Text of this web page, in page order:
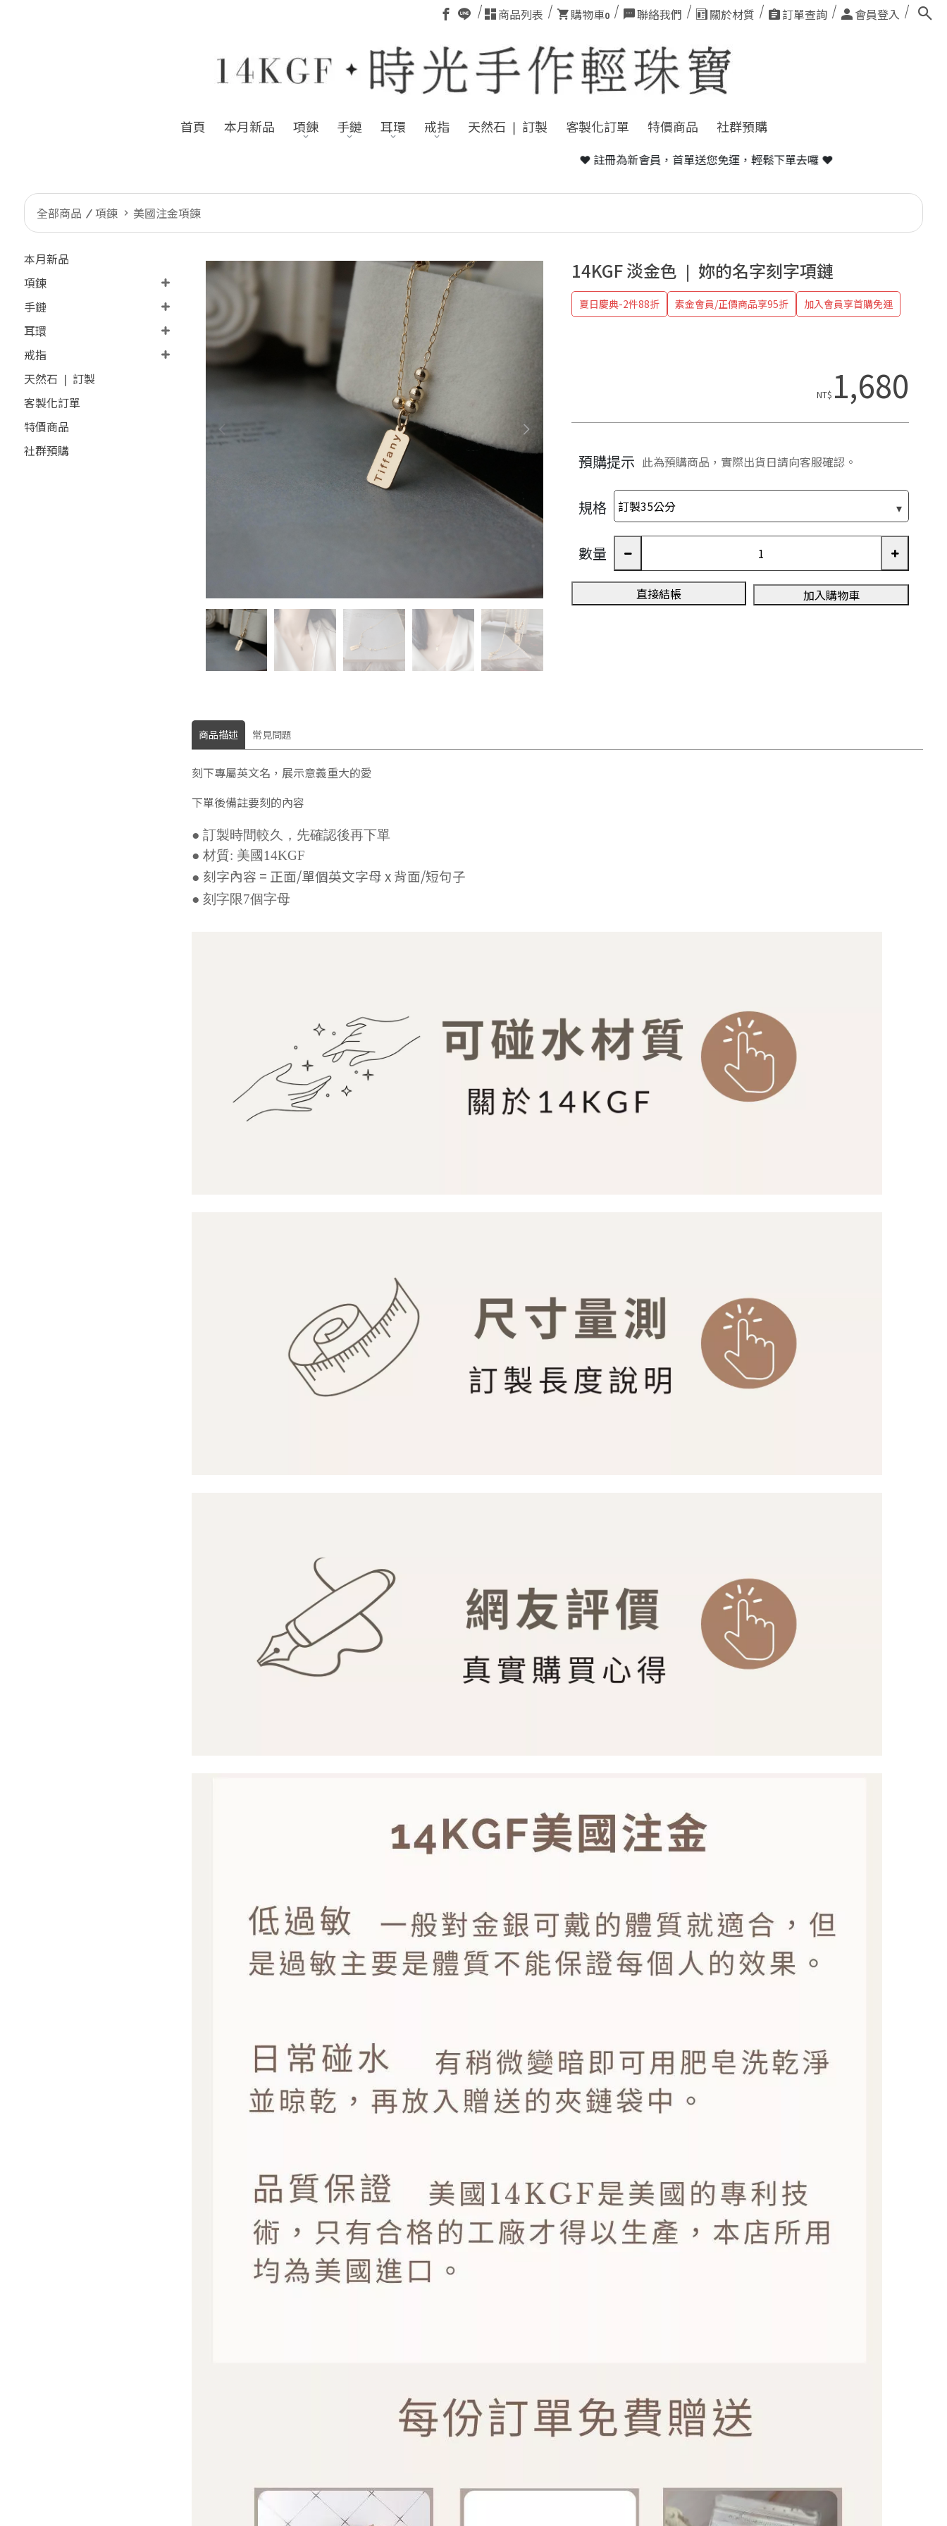
商品列表 購物車0 聯絡我們 關於材質 訂單查詢 會員登入
首頁 本月新品 項鍊 手鏈 耳環 戒指 天然石 ❘ 訂製 客製化訂單 特價商品 社群預購
❤ 註冊為新會員，首單送您免運，輕鬆下單去囉 ❤
全部商品 項鍊 美國注金項鍊
本月新品
項鍊
手鏈
耳環
戒指
天然石 ❘ 訂製
客製化訂單
特價商品
社群預購
14KGF 淡金色 ❘ 妳的名字刻字項鏈
夏日慶典-2件88折 素金會員/正價商品享95折 加入會員享首購免運
NT$ 1,680
預購提示 此為預購商品，實際出貨日請向客服確認。
規格
數量
直接結帳 加入購物車
商品描述 常見問題
刻下專屬英文名，展示意義重大的愛
下單後備註要刻的內容
● 訂製時間較久，先確認後再下單
● 材質: 美國14KGF
● 刻字內容 = 正面/單個英文字母 x背面/短句子
● 刻字限7個字母